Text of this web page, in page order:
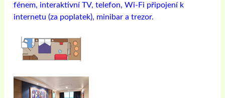
fénem, ​​interaktivní TV, telefon, Wi-Fi připojení k
internetu (za poplatek), minibar a trezor.